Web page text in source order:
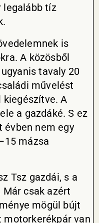
legalább tíz
is
A közösből
tavaly 20
művelést
A
a gazdáké. S ez
évben nem egy
mázsa
Tsz gazdái, s a
csak azért
mögül bújt
motorkerékpár van